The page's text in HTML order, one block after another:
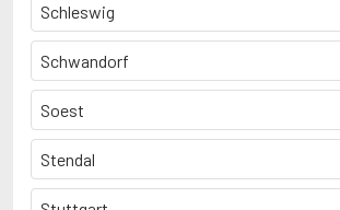
Schleswig
Schwandorf
Soest
Stendal